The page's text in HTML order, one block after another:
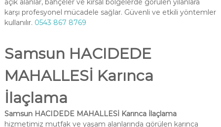
açık alanlar, bahçeler ve kırsal bölgelerde görülen yılanlara
karşı profesyonel mücadele sağlar. Güvenli ve etkili yöntemler
kullanılır. 0543 867 8769
Samsun HACIDEDE
MAHALLESİ Karınca
İlaçlama
Samsun HACIDEDE MAHALLESİ Karınca İlaçlama
hizmetimiz mutfak ve yaşam alanlarında görülen karınca